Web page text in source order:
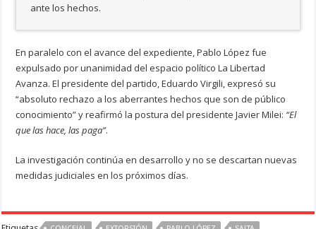
ante los hechos.
En paralelo con el avance del expediente, Pablo López fue
expulsado por unanimidad del espacio político La Libertad
Avanza. El presidente del partido, Eduardo Virgili, expresó su
“absoluto rechazo a los aberrantes hechos que son de público
conocimiento” y reafirmó la postura del presidente Javier Milei: “El
que las hace, las paga”.
La investigación continúa en desarrollo y no se descartan nuevas
medidas judiciales en los próximos días.